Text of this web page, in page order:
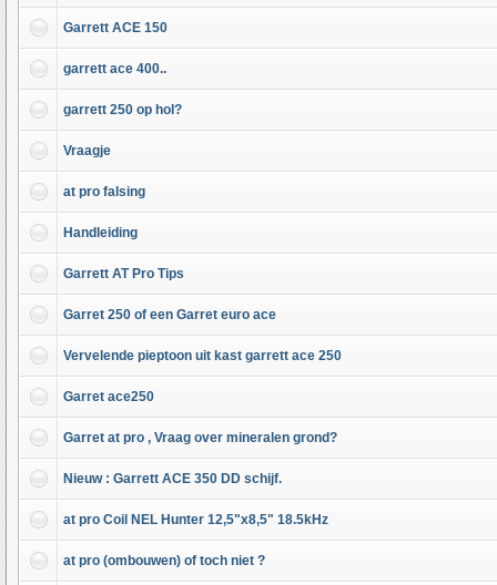
Garrett ACE 150
garrett ace 400..
garrett 250 op hol?
Vraagje
at pro falsing
Handleiding
Garrett AT Pro Tips
Garret 250 of een Garret euro ace
Vervelende pieptoon uit kast garrett ace 250
Garret ace250
Garret at pro , Vraag over mineralen grond?
Nieuw : Garrett ACE 350 DD schijf.
at pro Coil NEL Hunter 12,5"x8,5" 18.5kHz
at pro (ombouwen) of toch niet ?